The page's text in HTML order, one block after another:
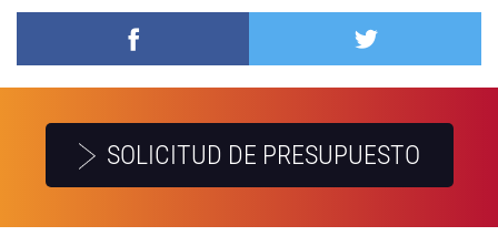
SOLICITUD DE PRESUPUESTO